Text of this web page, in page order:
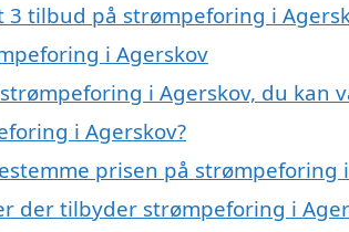
tilbud på strømpeforing i
i Agerskov
i Agerskov, du kan
i Agerskov?
prisen på strømpeforing
der tilbyder strømpeforing i